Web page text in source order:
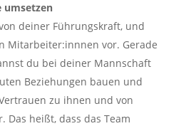
umsetzen
deiner Führungskraft, und
Mitarbeiter:innnen vor. Gerade
du bei deiner Mannschaft
Beziehungen bauen und
zu ihnen und von
Das heißt, dass das Team